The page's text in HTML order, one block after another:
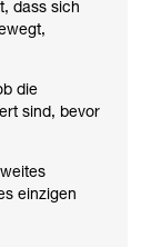
dass sich
die
sind, bevor
einzigen